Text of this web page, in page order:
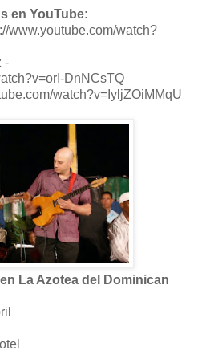
en YouTube:
www.youtube.com/watch?
-
DnNCsTQ
watch?v=IyljZOiMMqU
La Azotea del Dominican